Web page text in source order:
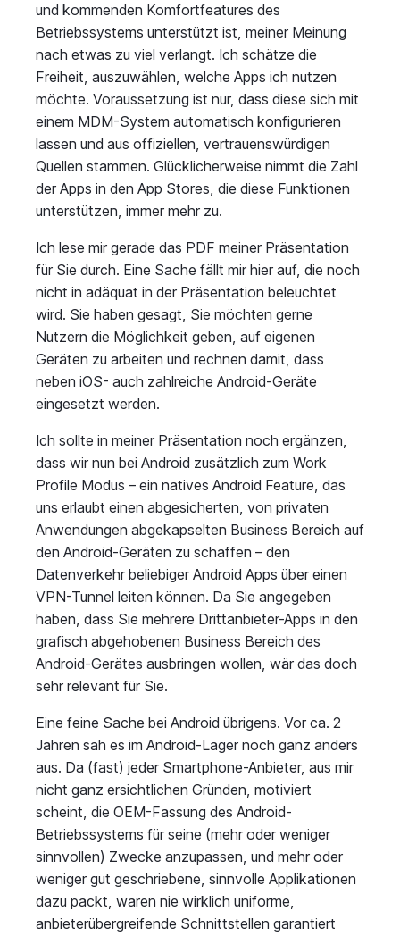
und kommenden Komfortfeatures des
Betriebssystems unterstützt ist, meiner Meinung
nach etwas zu viel verlangt. Ich schätze die
Freiheit, auszuwählen, welche Apps ich nutzen
möchte. Voraussetzung ist nur, dass diese sich mit
einem MDM-System automatisch konfigurieren
lassen und aus offiziellen, vertrauenswürdigen
Quellen stammen. Glücklicherweise nimmt die Zahl
der Apps in den App Stores, die diese Funktionen
unterstützen, immer mehr zu.
Ich lese mir gerade das PDF meiner Präsentation
für Sie durch. Eine Sache fällt mir hier auf, die noch
nicht in adäquat in der Präsentation beleuchtet
wird. Sie haben gesagt, Sie möchten gerne
Nutzern die Möglichkeit geben, auf eigenen
Geräten zu arbeiten und rechnen damit, dass
neben iOS- auch zahlreiche Android-Geräte
eingesetzt werden.
Ich sollte in meiner Präsentation noch ergänzen,
dass wir nun bei Android zusätzlich zum Work
Profile Modus – ein natives Android Feature, das
uns erlaubt einen abgesicherten, von privaten
Anwendungen abgekapselten Business Bereich auf
den Android-Geräten zu schaffen – den
Datenverkehr beliebiger Android Apps über einen
VPN-Tunnel leiten können. Da Sie angegeben
haben, dass Sie mehrere Drittanbieter-Apps in den
grafisch abgehobenen Business Bereich des
Android-Gerätes ausbringen wollen, wär das doch
sehr relevant für Sie.
Eine feine Sache bei Android übrigens. Vor ca. 2
Jahren sah es im Android-Lager noch ganz anders
aus. Da (fast) jeder Smartphone-Anbieter, aus mir
nicht ganz ersichtlichen Gründen, motiviert
scheint, die OEM-Fassung des Android-
Betriebssystems für seine (mehr oder weniger
sinnvollen) Zwecke anzupassen, und mehr oder
weniger gut geschriebene, sinnvolle Applikationen
dazu packt, waren nie wirklich uniforme,
anbieterübergreifende Schnittstellen garantiert